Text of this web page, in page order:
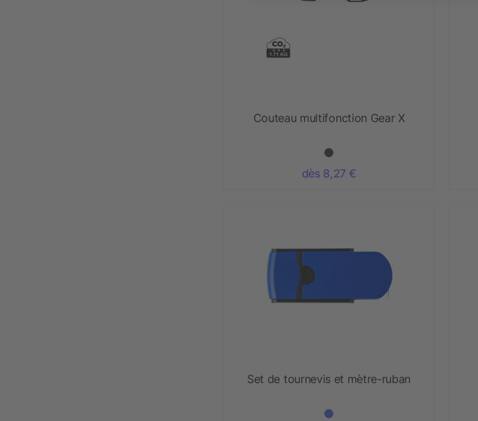
Couteau multifonction Gear X
dès 8,27 €
Set de tournevis et mètre-ruban